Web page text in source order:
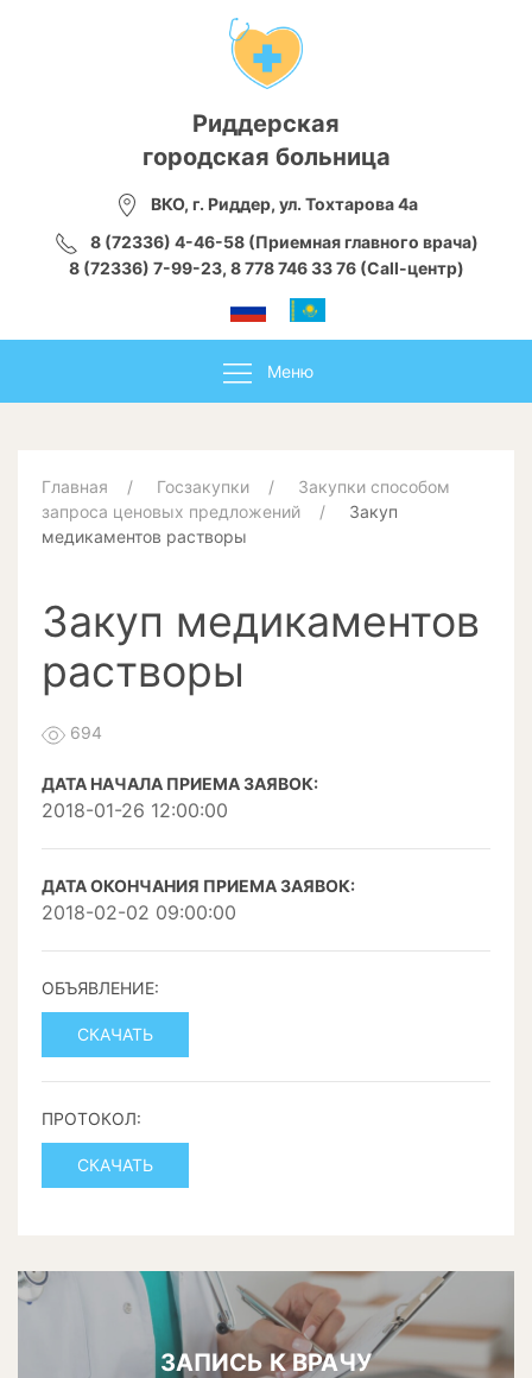
Риддерская
городская больница
ВКО, г. Риддер, ул. Тохтарова 4а
8 (72336) 4-46-58 (Приемная главного врача)
8 (72336) 7-99-23, 8 778 746 33 76 (Call-центр)
Меню
Главная Госзакупки
Закупки способом
запроса ценовых предложений
Закуп
медикаментов растворы
Закуп медикаментов
растворы
694
ДАТА НАЧАЛА ПРИЕМА ЗАЯВОК:
2018-01-26 12:00:00
ДАТА ОКОНЧАНИЯ ПРИЕМА ЗАЯВОК:
2018-02-02 09:00:00
ОБЪЯВЛЕНИЕ:
СКАЧАТЬ
ПРОТОКОЛ:
СКАЧАТЬ
ЗАПИСЬ К ВРАЧУ